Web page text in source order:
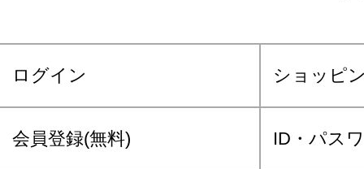
ログイン ショッピ
会員登録(無料) ID・パス